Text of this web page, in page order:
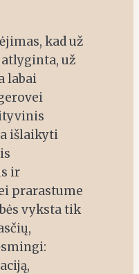
kad už
už
labai
išlaikyti
ir
prarastume
vyksta tik